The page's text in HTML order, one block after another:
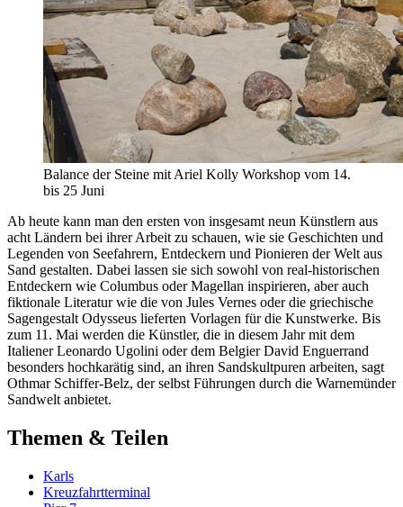
Balance der Steine mit Ariel Kolly Workshop vom 14.
bis 25 Juni
Ab heute kann man den ersten von insgesamt neun Künstlern aus
acht Ländern bei ihrer Arbeit zu schauen, wie sie Geschichten und
Legenden von Seefahrern, Entdeckern und Pionieren der Welt aus
Sand gestalten. Dabei lassen sie sich sowohl von real-historischen
Entdeckern wie Columbus oder Magellan inspirieren, aber auch
fiktionale Literatur wie die von Jules Vernes oder die griechische
Sagengestalt Odysseus lieferten Vorlagen für die Kunstwerke. Bis
zum 11. Mai werden die Künstler, die in diesem Jahr mit dem
Italiener Leonardo Ugolini oder dem Belgier David Enguerrand
besonders hochkarätig sind, an ihren Sandskultpuren arbeiten, sagt
Othmar Schiffer-Belz, der selbst Führungen durch die Warnemünder
Sandwelt anbietet.
Themen & Teilen
Karls
Kreuzfahrtterminal